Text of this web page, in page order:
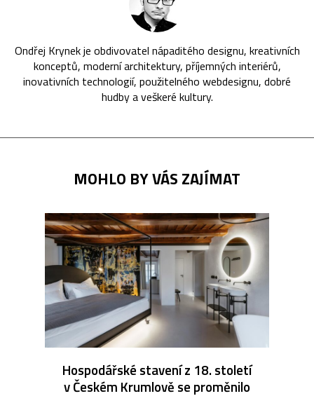
Ondřej Krynek je obdivovatel nápaditého designu, kreativních
konceptů, moderní architektury, příjemných interiérů,
inovativních technologií, použitelného webdesignu, dobré
hudby a veškeré kultury.
MOHLO BY VÁS ZAJÍMAT
Hospodářské stavení z 18. století
v Českém Krumlově se proměnilo